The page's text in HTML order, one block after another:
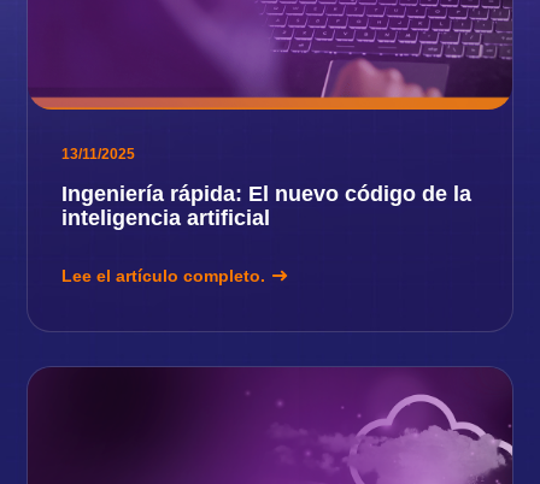
13/11/2025
Ingeniería rápida: El nuevo código de la
inteligencia artificial
Lee el artículo completo.